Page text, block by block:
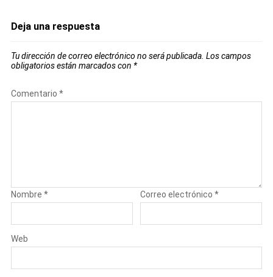
Deja una respuesta
Tu dirección de correo electrónico no será publicada. Los campos
obligatorios están marcados con *
Comentario *
Nombre * Correo electrónico*
Web